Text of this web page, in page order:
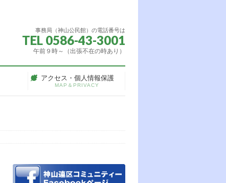
事務局（神山公民館）の電話番号は
TEL 0586-43-3001
午前９時～（出張不在の時あり）
アクセス・個人情報保護
MAP＆PRIVACY